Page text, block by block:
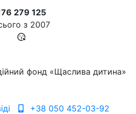
279 125
з 2007
фонд «Щаслива дитина»
+38 050 452-03-92